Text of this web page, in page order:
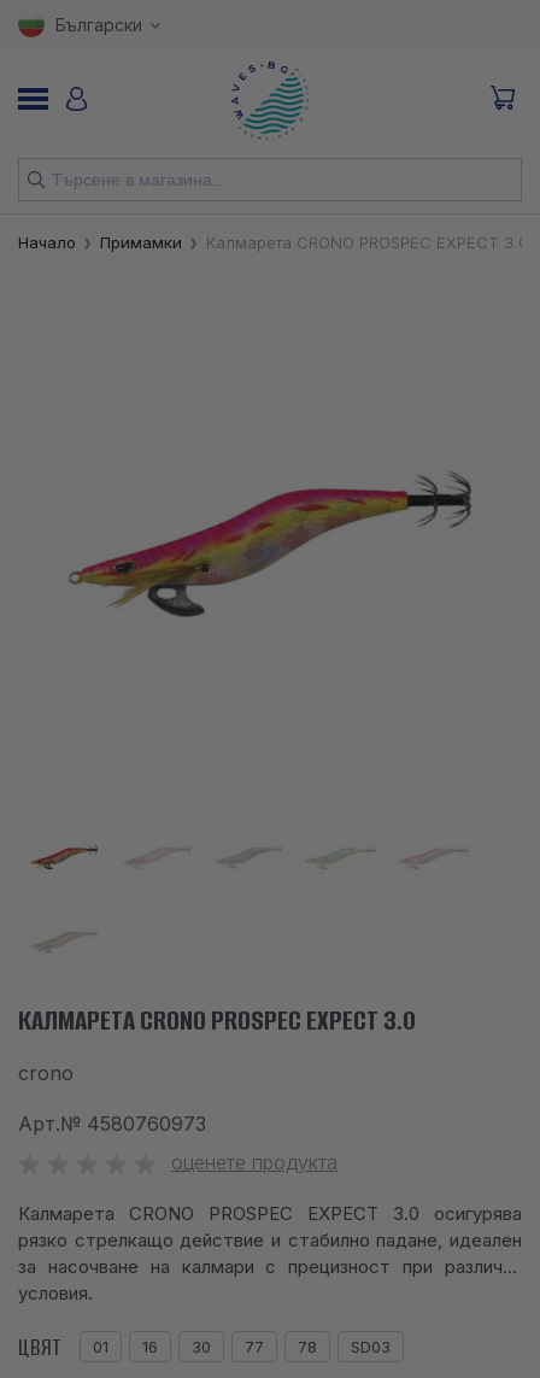
Български
НОВИ
АКСЕСОАРИ
ОБЛЕКЛО
СОФИЯ 1700, СТУДЕНТСКИ ГРАД, УЛ. ПРОФ. АЛЕКСАНДЪР ФОЛ 2,
+359 896 451 888
info@waves.bg
Начало Примамки Калмарета CRONO PROSPEC EXPECT 3.0
КАЛМАРЕТА CRONO PROSPEC EXPECT 3.0
crono
Арт.№ 4580760973
оценете продукта
Калмарета CRONO PROSPEC EXPECT 3.0 осигурява
рязко стрелкащо действие и стабилно падане, идеален
за насочване на калмари с прецизност при различни
условия.
ЦВЯТ 01 16 30 77 78 SD03